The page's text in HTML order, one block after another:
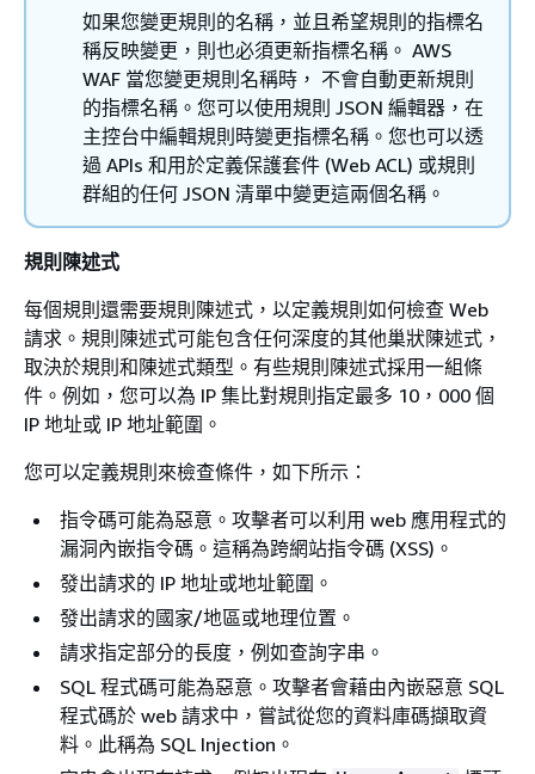
如果您變更規則的名稱，並且希望規則的指標名
稱反映變更，則也必須更新指標名稱。 AWS
WAF 當您變更規則名稱時， 不會自動更新規則
的指標名稱。您可以使用規則 JSON 編輯器，在
主控台中編輯規則時變更指標名稱。您也可以透
過 APIs 和用於定義保護套件 (Web ACL) 或規則
群組的任何 JSON 清單中變更這兩個名稱。
規則陳述式
每個規則還需要規則陳述式，以定義規則如何檢查 Web
請求。規則陳述式可能包含任何深度的其他巢狀陳述式，
取決於規則和陳述式類型。有些規則陳述式採用一組條
件。例如，您可以為 IP 集比對規則指定最多 10，000 個
IP 地址或 IP 地址範圍。
您可以定義規則來檢查條件，如下所示：
指令碼可能為惡意。攻擊者可以利用 web 應用程式的
漏洞內嵌指令碼。這稱為跨網站指令碼 (XSS)。
發出請求的 IP 地址或地址範圍。
發出請求的國家/地區或地理位置。
請求指定部分的長度，例如查詢字串。
SQL 程式碼可能為惡意。攻擊者會藉由內嵌惡意 SQL
程式碼於 web 請求中，嘗試從您的資料庫碼擷取資
料。此稱為 SQL Injection。